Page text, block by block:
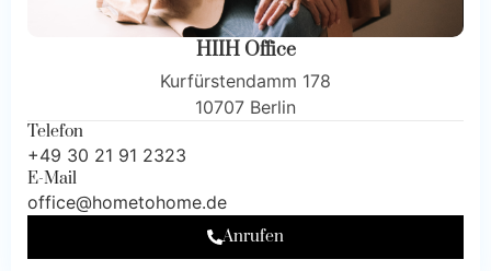
HIIH Office
Kurfürstendamm 178
10707 Berlin
Telefon
+49 30 21 91 2323
E-Mail
office@hometohome.de
Anrufen